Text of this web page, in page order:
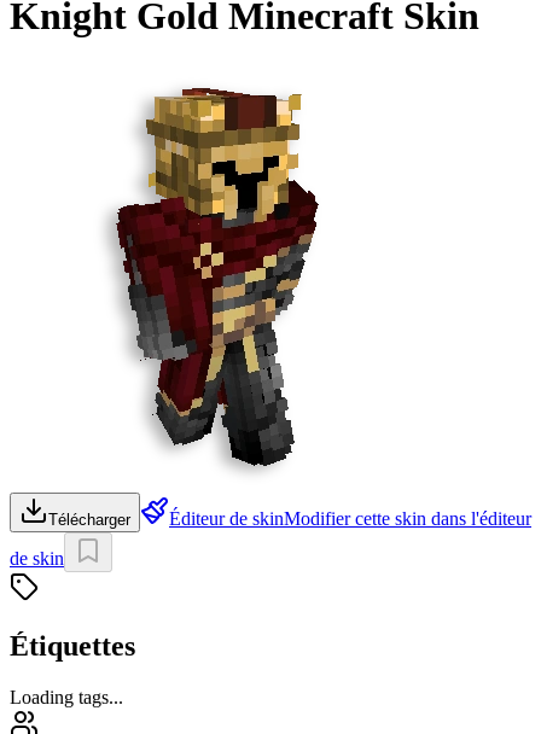
Knight Gold Minecraft Skin
Télécharger Éditeur de skinModifier cette skin dans l'éditeur
de skin
Étiquettes
Loading tags...